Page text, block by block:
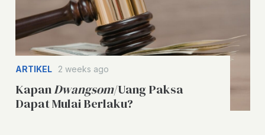
ARTIKEL 2 weeks ago
KapanDwangsom/Uang Paksa
Dapat Mulai Berlaku?